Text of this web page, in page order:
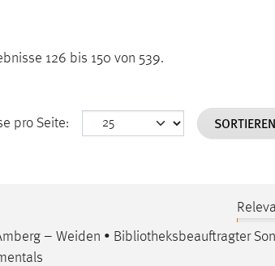
126 bis 150 von 539.
pro Seite:
– Weiden • Bibliotheksbeauftragter